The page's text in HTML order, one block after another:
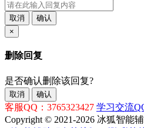
取消
确认
×
删除回复
是否确认删除该回复?
取消 确认
客服QQ：3765323427 学习交流
Copyright © 2021-2026 冰狐智能